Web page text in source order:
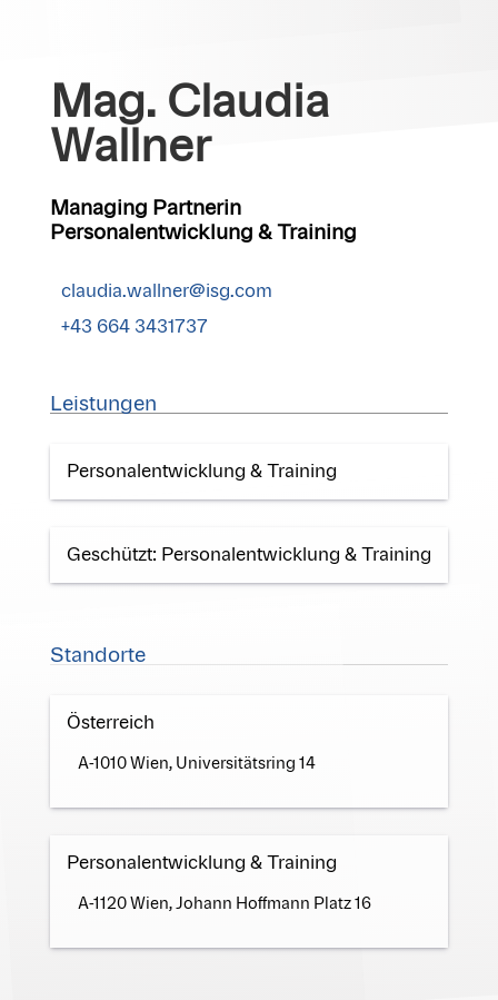
Mag. Claudia
Wallner
Managing Partnerin
Personalentwicklung & Training
claudia.wallner@isg.com
+43 664 3431737
Leistungen
Personalentwicklung & Training
Geschützt: Personalentwicklung & Training
Standorte
Österreich
A-1010 Wien, Universitätsring 14
Personalentwicklung & Training
A-1120 Wien, Johann Hoffmann Platz 16